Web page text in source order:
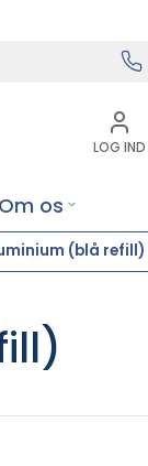
LOG IND
Om os
(blå refill)